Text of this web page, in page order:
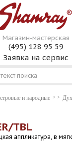
Магазин-мастерская
(495) 128 95 59
Заявка на сервис
и народные
TBL
аппликатура, в